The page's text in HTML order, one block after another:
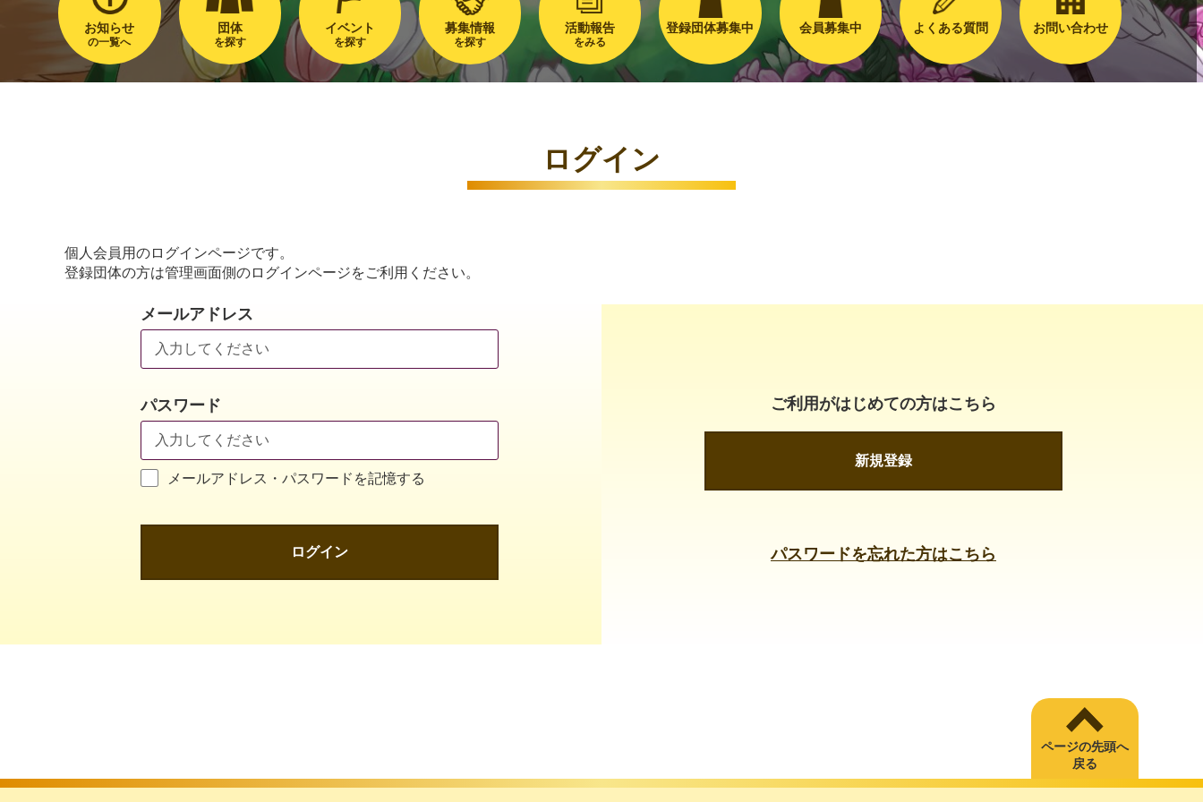
お知らせ
の一覧へ
団体
を探す
イベント
を探す
募集情報
を探す
活動報告
をみる
登録団体募集中 会員募集中 よくある質問 お問い合わせ
ログイン
個人会員用のログインページです。
登録団体の方は管理画面側のログインページをご利用ください。
メールアドレス
パスワード
メールアドレス・パスワードを記憶する
ログイン
ご利用がはじめての方はこちら
新規登録
パスワードを忘れた方はこちら
ページの先頭へ
戻る